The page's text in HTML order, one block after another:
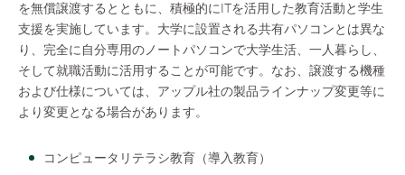
を無償譲渡するとともに、積極的にITを活用した教育活動と学生
支援を実施しています。大学に設置される共有パソコンとは異な
り、完全に自分専用のノートパソコンで大学生活、一人暮らし、
そして就職活動に活用することが可能です。なお、譲渡する機種
および仕様については、アップル社の製品ラインナップ変更等に
より変更となる場合があります。
コンピュータリテラシ教育（導入教育）